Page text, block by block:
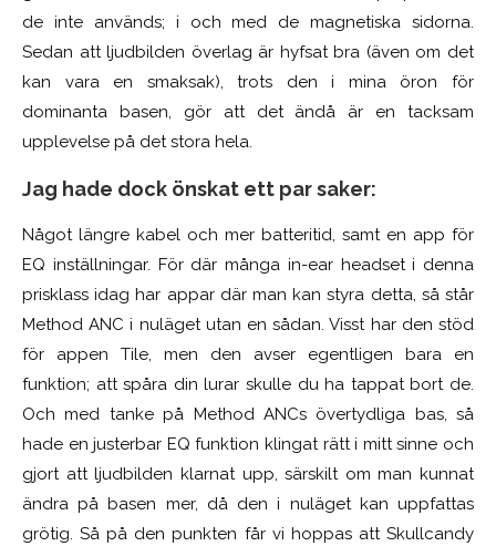
de inte används; i och med de magnetiska sidorna.
Sedan att ljudbilden överlag är hyfsat bra (även om det
kan vara en smaksak), trots deni mina öron för
dominanta basen, gör att det ändå är en tacksam
upplevelse på det stora hela.
Jag hade dock önskat ett par saker:
Något längre kabel och mer batteritid, samt en app för
EQ inställningar. För där många in-ear headset i denna
prisklass idag har appar där man kan styra detta, så står
Method ANC i nuläget utan en sådan. Visst har den stöd
för appen Tile, men den avser egentligen bara en
funktion; att spåra din lurar skulle duha tappatbort de.
Och med tanke på Method ANCs övertydliga bas, så
hade enjusterbar EQ funktionklingat rätt i mitt sinne och
gjort attljudbilden klarnat upp,särskilt om man kunnat
ändra på basen mer, då deni nuläget kan uppfattas
grötig. Så på den punkten får vi hoppas att Skullcandy